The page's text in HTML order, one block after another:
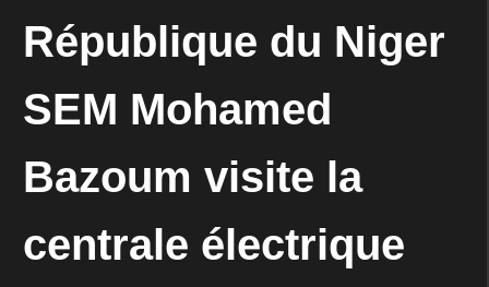
République du Niger
SEM Mohamed
Bazoum visite la
centrale électrique